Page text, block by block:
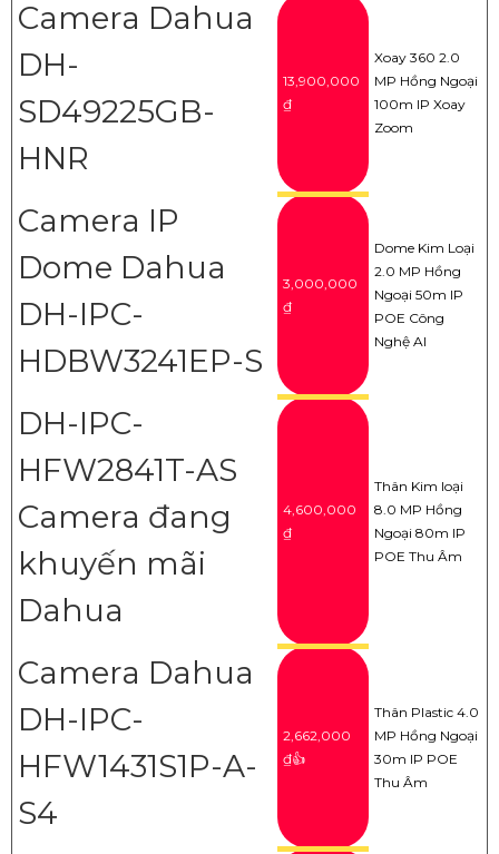
Camera Dahua
DH-
SD49225GB-
HNR
13,900,000
₫
Xoay 360 2.0
MP Hồng Ngoại
100m IP Xoay
Zoom
Camera IP
Dome Dahua
DH-IPC-
HDBW3241EP-S
3,000,000
₫
Dome Kim Loại
2.0 MP Hồng
Ngoại 50m IP
POE Công
Nghệ AI
DH-IPC-
HFW2841T-AS
Camera đang
khuyến mãi
Dahua
4,600,000
₫
Thân Kim loại
8.0 MP Hồng
Ngoại 80m IP
POE Thu Âm
Camera Dahua
DH-IPC-
HFW1431S1P-A-
S4
2,662,000
₫👍
Thân Plastic 4.0
MP Hồng Ngoại
30m IP POE
Thu Âm